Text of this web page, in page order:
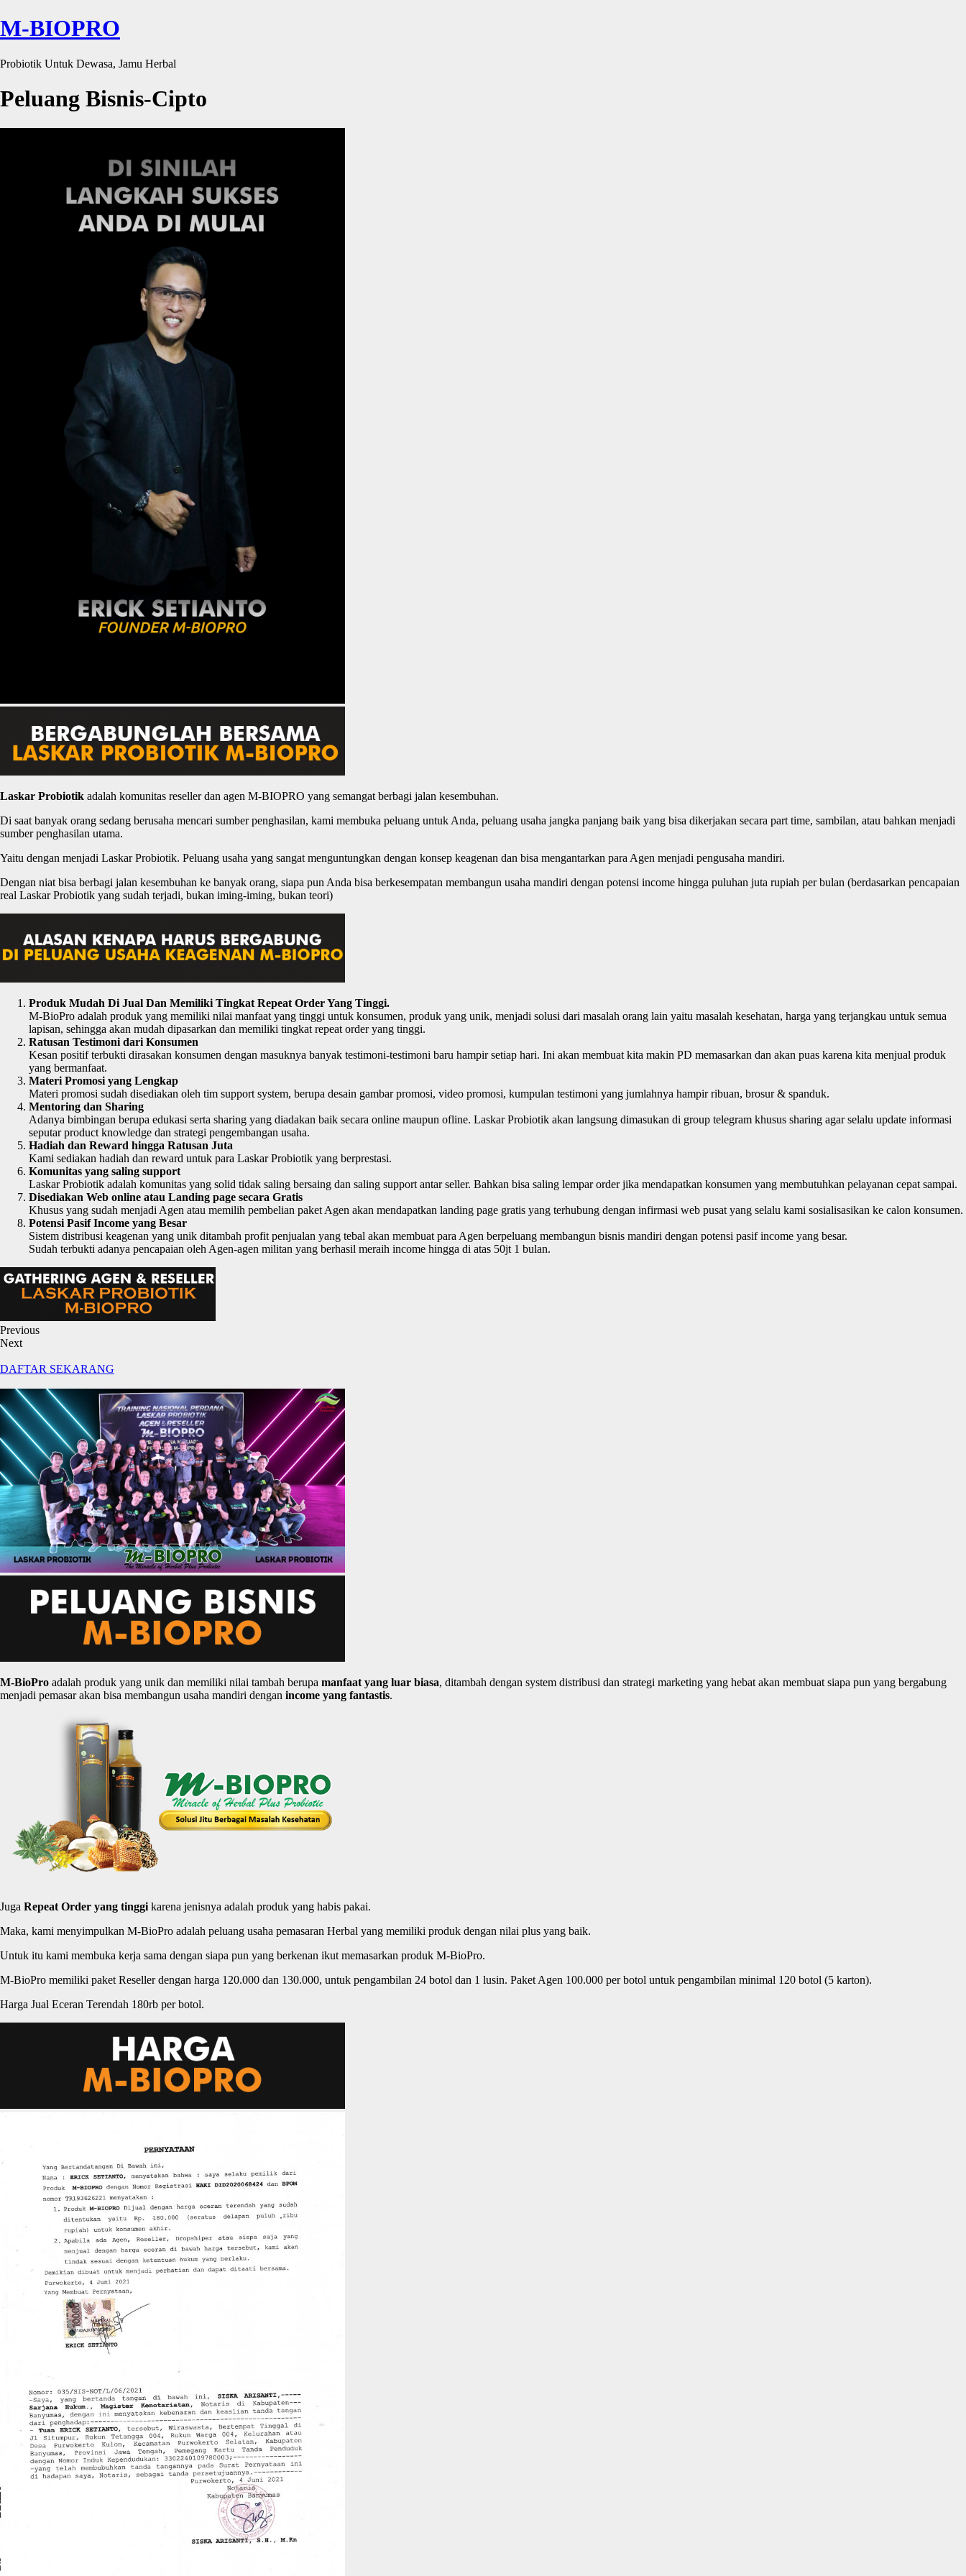
M-BIOPRO
Probiotik Untuk Dewasa, Jamu Herbal
Peluang Bisnis-Cipto
Laskar Probiotik adalah komunitas reseller dan agen M-BIOPRO yang semangat berbagi jalan kesembuhan.
Di saat banyak orang sedang berusaha mencari sumber penghasilan, kami membuka peluang untuk Anda, peluang usaha jangka panjang baik yang bisa dikerjakan secara part time, sambilan, atau bahkan menjadi
sumber penghasilan utama.
Yaitu dengan menjadi Laskar Probiotik. Peluang usaha yang sangat menguntungkan dengan konsep keagenan dan bisa mengantarkan para Agen menjadi pengusaha mandiri.
Dengan niat bisa berbagi jalan kesembuhan ke banyak orang, siapa pun Anda bisa berkesempatan membangun usaha mandiri dengan potensi income hingga puluhan juta rupiah per bulan (berdasarkan pencapaian
real Laskar Probiotik yang sudah terjadi, bukan iming-iming, bukan teori)
Produk Mudah Di Jual Dan Memiliki Tingkat Repeat Order Yang Tinggi.
M-BioPro adalah produk yang memiliki nilai manfaat yang tinggi untuk konsumen, produk yang unik, menjadi solusi dari masalah orang lain yaitu masalah kesehatan, harga yang terjangkau untuk semua
lapisan, sehingga akan mudah dipasarkan dan memiliki tingkat repeat order yang tinggi.
Ratusan Testimoni dari Konsumen
Kesan positif terbukti dirasakan konsumen dengan masuknya banyak testimoni-testimoni baru hampir setiap hari. Ini akan membuat kita makin PD memasarkan dan akan puas karena kita menjual produk
yang bermanfaat.
Materi Promosi yang Lengkap
Materi promosi sudah disediakan oleh tim support system, berupa desain gambar promosi, video promosi, kumpulan testimoni yang jumlahnya hampir ribuan, brosur & spanduk.
Mentoring dan Sharing
Adanya bimbingan berupa edukasi serta sharing yang diadakan baik secara online maupun ofline. Laskar Probiotik akan langsung dimasukan di group telegram khusus sharing agar selalu update informasi
seputar product knowledge dan strategi pengembangan usaha.
Hadiah dan Reward hingga Ratusan Juta
Kami sediakan hadiah dan reward untuk para Laskar Probiotik yang berprestasi.
Komunitas yang saling support
Laskar Probiotik adalah komunitas yang solid tidak saling bersaing dan saling support antar seller. Bahkan bisa saling lempar order jika mendapatkan konsumen yang membutuhkan pelayanan cepat sampai.
Disediakan Web online atau Landing page secara Gratis
Khusus yang sudah menjadi Agen atau memilih pembelian paket Agen akan mendapatkan landing page gratis yang terhubung dengan infirmasi web pusat yang selalu kami sosialisasikan ke calon konsumen.
Potensi Pasif Income yang Besar
Sistem distribusi keagenan yang unik ditambah profit penjualan yang tebal akan membuat para Agen berpeluang membangun bisnis mandiri dengan potensi pasif income yang besar.
Sudah terbukti adanya pencapaian oleh Agen-agen militan yang berhasil meraih income hingga di atas 50jt 1 bulan.
Previous
Next
DAFTAR SEKARANG
M-BioPro adalah produk yang unik dan memiliki nilai tambah berupa manfaat yang luar biasa, ditambah dengan system distribusi dan strategi marketing yang hebat akan membuat siapa pun yang bergabung
menjadi pemasar akan bisa membangun usaha mandiri dengan income yang fantastis.
Juga Repeat Order yang tinggi karena jenisnya adalah produk yang habis pakai.
Maka, kami menyimpulkan M-BioPro adalah peluang usaha pemasaran Herbal yang memiliki produk dengan nilai plus yang baik.
Untuk itu kami membuka kerja sama dengan siapa pun yang berkenan ikut memasarkan produk M-BioPro.
M-BioPro memiliki paket Reseller dengan harga 120.000 dan 130.000, untuk pengambilan 24 botol dan 1 lusin. Paket Agen 100.000 per botol untuk pengambilan minimal 120 botol (5 karton).
Harga Jual Eceran Terendah 180rb per botol.